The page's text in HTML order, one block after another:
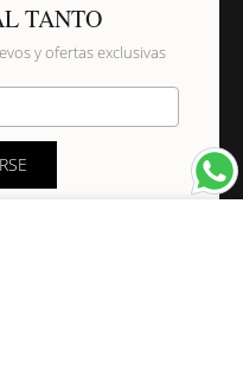
TANTO
y ofertas exclusivas